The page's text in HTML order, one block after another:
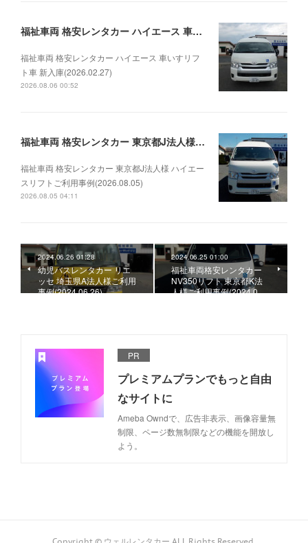
福祉車両 格安レンタカー ハイエース 車いすリフト車 新入庫(2026.02.27)
福祉車両 格安レンタカー ハイエース 車いすリフ
ト車 新入庫(2026.02.27)
2026.08.06 00:52
福祉車両 格安レンタカー 東京都J法人様 ハイエースリフトご利用事例(2026.08.05)
福祉車両 格安レンタカー 東京都J法人様 ハイエー
スリフトご利用事例(2026.08.05)
2026.08.05 04:11
2024.06.26 01:28
幼児バスレンタカー リエ
ッセ 埼玉県A法人様ご利用
事例(2024.06.26)
2024.06.25 01:00
福祉車両格安レンタカー
NV350リフト 東京都K法
人様ご利用事例(2024.0…
PR
プレミアムプランでもっと自由
なサイトに
Ameba Owndで、広告非表示、画像容量無
制限、ページ数無制限などの機能を開放し
よう。